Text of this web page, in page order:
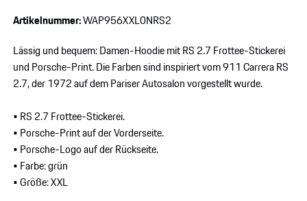
Artikelnummer:WAP956XXL0NRS2
Lässig und bequem: Damen-Hoodie mit RS 2.7 Frottee-Stickerei
und Porsche-Print. Die Farben sind inspiriert vom 911 Carrera RS
2.7, der 1972 auf dem Pariser Autosalon vorgestellt wurde.
• RS 2.7 Frottee-Stickerei.
• Porsche-Print auf der Vorderseite.
• Porsche-Logo auf der Rückseite.
• Farbe: grün
• Größe: XXL